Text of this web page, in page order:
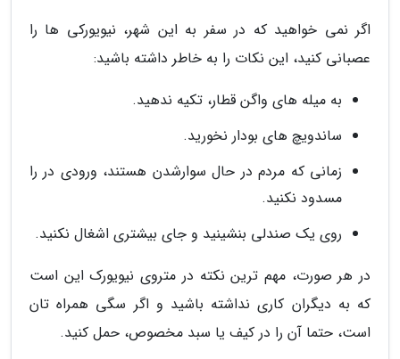
اگر نمی خواهید که در سفر به این شهر، نیویورکی ها را
عصبانی کنید، این نکات را به خاطر داشته باشید:
به میله های واگن قطار، تکیه ندهید.
ساندویچ های بودار نخورید.
زمانی که مردم در حال سوارشدن هستند، ورودی در را
مسدود نکنید.
روی یک صندلی بنشینید و جای بیشتری اشغال نکنید.
در هر صورت، مهم ترین نکته در متروی نیویورک این است
که به دیگران کاری نداشته باشید و اگر سگی همراه تان
است، حتما آن را در کیف یا سبد مخصوص، حمل کنید.